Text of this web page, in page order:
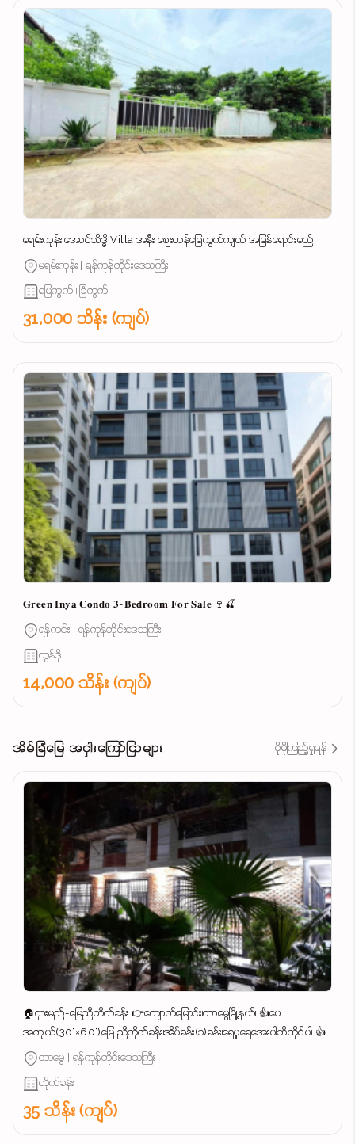
မရမ်းကုန်း အောင်သိဒ္ဓိ Villa အနီး ဈေးတန်မြေကွက်ကျယ် အမြန်ရောင်းမည်
မရမ်းကုန်း | ရန်ကုန်တိုင်းဒေသကြီး
မြေကွက် ၊ ခြံကွက်
31,000 သိန်း (ကျပ်)
𝐆𝐫𝐞𝐞𝐧 𝐈𝐧𝐲𝐚 𝐂𝐨𝐧𝐝𝐨 𝟑-𝐁𝐞𝐝𝐫𝐨𝐨𝐦 𝐅𝐨𝐫 𝐒𝐚𝐥𝐞 🍷🍒
ရန်ကင်း | ရန်ကုန်တိုင်းဒေသကြီး
ကွန်ဒို
14,000 သိန်း (ကျပ်)
အိမ်ခြံမြေ အငှါးကြော်ငြာများ ပိုမိုကြည့်ရှုရန်
🏠ငှားမည်-မြေညီတိုက်ခန်း 👉ကျောက်မြောင်း၊တာမွေမြို့နယ်၊ 👍ပေ
အကျယ်(30'×60')မြေ ညီတိုက်ခန်း၊အိပ်ခန်း(၁)ခန်း၊ရေပူရေအေးပါ၊ဘိုထိုင်ပါ၊ 👍
မိသားစုနေ၊စားသောက်ဆိုင်၊ကုမ္ပဏီ ရုံးခန်း၊အဆင်ပြေ၊...
တာမွေ | ရန်ကုန်တိုင်းဒေသကြီး
တိုက်ခန်း
35 သိန်း (ကျပ်)